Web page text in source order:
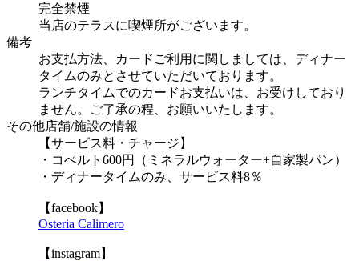
完全禁煙
当店のテラスに喫煙所がございます。
備考
お支払方法、カードご利用に関しましては、ディナー
タイムのみとさせていただいております。
ランチタイムでのカードお支払いは、お受けしており
ません。ご了承の程、お願いいたします。
その他店舗/施設の情報
【サービス料・チャージ】
・コぺルト600円（ミネラルウォーター+自家製パン）
・ディナータイムのみ、サービス料8％
【facebook】
Osteria Calimero
【instagram】